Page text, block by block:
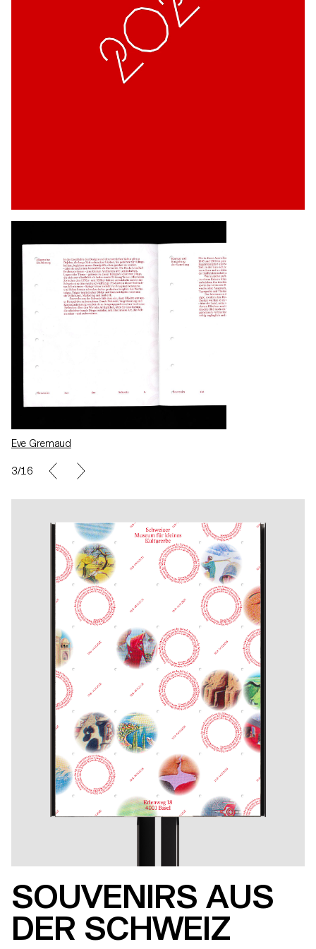
5/16
SOUVENIRS AUS
DER SCHWEIZ